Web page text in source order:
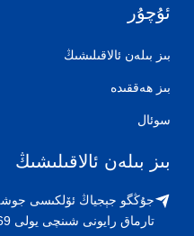
ئۇچۇر
بىز بىلەن ئالاقىلىشىڭ
بىز ھەققىدە
سوئال
بىز بىلەن ئالاقىلىشىڭ
جۇڭگو جېجياڭ ئۆلكىسى
تارماق رايونى شىنچى يولى 69-نومۇر